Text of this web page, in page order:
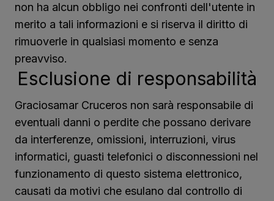
non ha alcun obbligo nei confronti dell'utente in
merito a tali informazioni e si riserva il diritto di
rimuoverle in qualsiasi momento e senza
preavviso.
Esclusione di responsabilità
Graciosamar Cruceros non sarà responsabile di
eventuali danni o perdite che possano derivare
da interferenze, omissioni, interruzioni, virus
informatici, guasti telefonici o disconnessioni nel
funzionamento di questo sistema elettronico,
causati da motivi che esulano dal controllo di